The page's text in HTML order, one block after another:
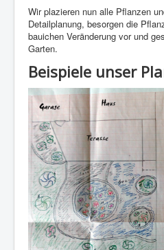
Wir plazieren nun alle Pflanzen
Detailplanung, besorgen die
bauichen Veränderung vor und
Garten.
Beispiele unser